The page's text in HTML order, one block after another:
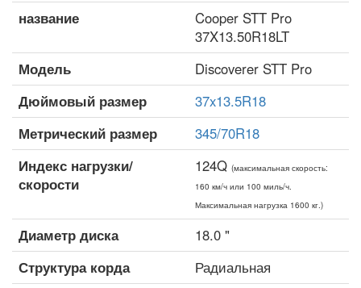
название
Cooper STT Pro
37X13.50R18LT
Модель
Discoverer STT Pro
Дюймовый размер
37x13.5R18
Метрический размер
345/70R18
Индекс нагрузки/
скорости
124Q (максимальная скорость:
160 км/ч или 100 миль/ч.
Максимальная нагрузка 1600 кг.)
Диаметр диска
18.0 "
Структура корда
Радиальная